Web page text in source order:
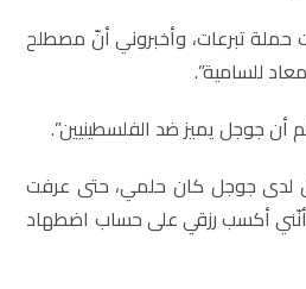
تبرعات، وأخبروني أنّ مصطلح
للسامية”.
أن جوجل يميز ضد الفلسطينيين”.
لدى جوجل كان حلمي، حتى عرفت
أكسب رزقي على حساب اضطهاد